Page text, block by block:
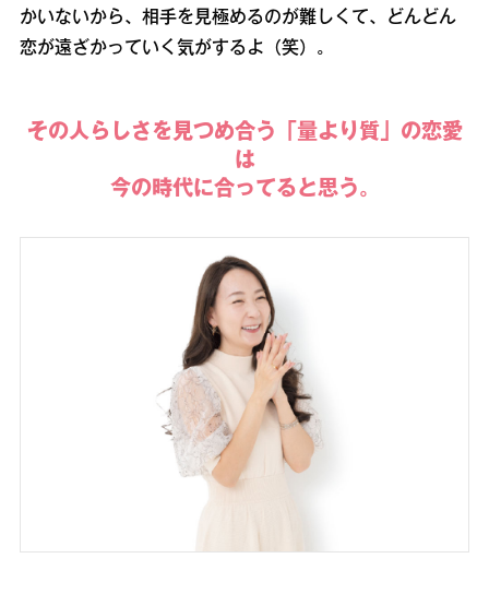
かいないから、相手を見極めるのが難しくて、どんどん
恋が遠ざかっていく気がするよ（笑）。
その人らしさを見つめ合う「量より質」の恋愛
は
今の時代に合ってると思う。